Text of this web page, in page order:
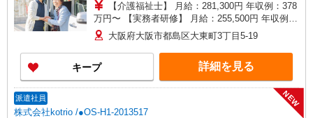
【介護福祉士】 月給：281,300円 年収例：378
万円〜 【実務者研修】 月給：255,500円 年収例：
345万円〜 【初任者研修・無資格】 月給：
249,700円 年収例：338万円〜 ※職務手当、働き
がい向上手当、日祝手当（月平均2回分）、夜勤手
当（月平均5回分）等、毎月平均的に支払われる手
当を含みます。 ※介護福祉士のみ、特別職務手当
分〜） ◎賞与 基本給2.08ヶ月分/年支給
大阪府大阪市都島区大東町3丁目5-19
キープ 詳細を見る
派遣社員
株式会社kotrio /●OS-H1-2013517
NEW